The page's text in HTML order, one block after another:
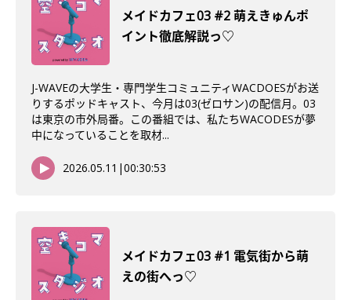
メイドカフェ03 #2 萌えきゅんポ
イント徹底解説っ♡
J-WAVEの大学生・専門学生コミュニティWACDOESがお送
りするポッドキャスト、今月は03(ゼロサン)の配信月。03
は東京の市外局番。この番組では、私たちWACODESが夢
中になっていることを取材...
2026.05.11 |00:30:53
メイドカフェ03 #1 電気街から萌
えの街へっ♡